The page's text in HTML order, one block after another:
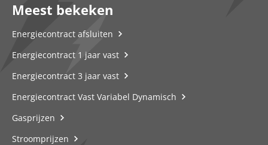
Meest bekeken
Energiecontract afsluiten
Energiecontract 1 jaar vast
Energiecontract 3 jaar vast
Energiecontract Vast Variabel Dynamisch
Gasprijzen
Stroomprijzen